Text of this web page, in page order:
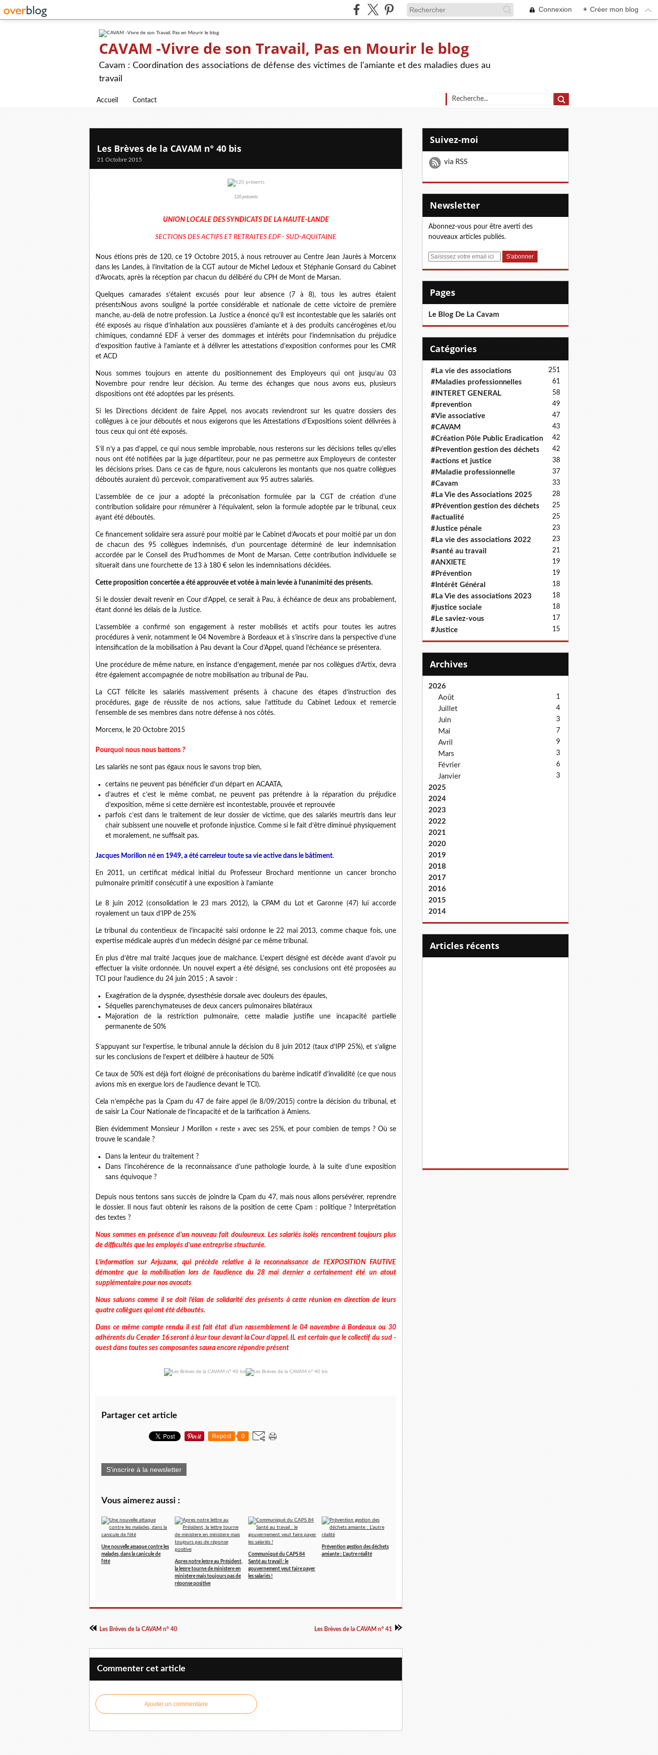
Connexion + Créer mon blog
CAVAM -Vivre de son Travail, Pas en Mourir le blog
Cavam : Coordination des associations de défense des victimes de l'amiante et des maladies dues au
travail
Accueil Contact
Les Brèves de la CAVAM n° 40 bis
21 Octobre 2015
120 présents
UNION LOCALE DES SYNDICATS DE LA HAUTE-LANDE
SECTIONS DES ACTIFS ET RETRAITES EDF - SUD-AQUITAINE
Nous étions près de 120, ce 19 Octobre 2015, à nous retrouver au Centre Jean Jaurès à Morcenx
dans les Landes, à l’invitation de la CGT autour de Michel Ledoux et Stéphanie Gonsard du Cabinet
d’Avocats, après la réception par chacun du délibéré du CPH de Mont de Marsan.
Quelques camarades s’étaient excusés pour leur absence (7 à 8), tous les autres étaient
présentsNous avons souligné la portée considérable et nationale de cette victoire de première
manche, au-delà de notre profession. La Justice a énoncé qu’il est incontestable que les salariés ont
été exposés au risque d’inhalation aux poussières d’amiante et à des produits cancérogènes et/ou
chimiques, condamné EDF à verser des dommages et intérêts pour l’indemnisation du préjudice
d’exposition fautive à l’amiante et à délivrer les attestations d’exposition conformes pour les CMR
et ACD
Nous sommes toujours en attente du positionnement des Employeurs qui ont jusqu’au 03
Novembre pour rendre leur décision. Au terme des échanges que nous avons eus, plusieurs
dispositions ont été adoptées par les présents.
Si les Directions décident de faire Appel, nos avocats reviendront sur les quatre dossiers des
collègues à ce jour déboutés et nous exigerons que les Attestations d’Expositions soient délivrées à
tous ceux qui ont été exposés.
S’il n’y a pas d’appel, ce qui nous semble improbable, nous resterons sur les décisions telles qu’elles
nous ont été notifiées par la juge départiteur, pour ne pas permettre aux Employeurs de contester
les décisions prises. Dans ce cas de figure, nous calculerons les montants que nos quatre collègues
déboutés auraient dû percevoir, comparativement aux 95 autres salariés.
L’assemblée de ce jour a adopté la préconisation formulée par la CGT de création d’une
contribution solidaire pour rémunérer à l’équivalent, selon la formule adoptée par le tribunal, ceux
ayant été déboutés.
Ce financement solidaire sera assuré pour moitié par le Cabinet d’Avocats et pour moitié par un don
de chacun des 95 collègues indemnisés, d’un pourcentage déterminé de leur indemnisation
accordée par le Conseil des Prud’hommes de Mont de Marsan. Cette contribution individuelle se
situerait dans une fourchette de 13 à 180 € selon les indemnisations décidées.
Cette proposition concertée a été approuvée et votée à main levée à l’unanimité des présents.
Si le dossier devait revenir en Cour d’Appel, ce serait à Pau, à échéance de deux ans probablement,
étant donné les délais de la Justice.
L’assemblée a confirmé son engagement à rester mobilisés et actifs pour toutes les autres
procédures à venir, notamment le 04 Novembre à Bordeaux et à s’inscrire dans la perspective d’une
intensification de la mobilisation à Pau devant la Cour d’Appel, quand l’échéance se présentera.
Une procédure de même nature, en instance d’engagement, menée par nos collègues d’Artix, devra
être également accompagnée de notre mobilisation au tribunal de Pau.
La CGT félicite les salariés massivement présents à chacune des étapes d’instruction des
procédures, gage de réussite de nos actions, salue l’attitude du Cabinet Ledoux et remercie
l’ensemble de ses membres dans notre défense à nos côtés.
Morcenx, le 20 Octobre 2015
Pourquoi nous nous battons ?
Les salariés ne sont pas égaux nous le savons trop bien,
certains ne peuvent pas bénéficier d'un départ en ACAATA,
d’autres et c’est le même combat, ne peuvent pas prétendre à la réparation du préjudice
d’exposition, même si cette dernière est incontestable, prouvée et reprouvée
parfois c’est dans le traitement de leur dossier de victime, que des salariés meurtris dans leur
chair subissent une nouvelle et profonde injustice. Comme si le fait d’être diminué physiquement
et moralement, ne suffisait pas.
Jacques Morillon né en 1949, a été carreleur toute sa vie active dans le bâtiment.
En 2011, un certificat médical initial du Professeur Brochard mentionne un cancer broncho
pulmonaire primitif consécutif à une exposition à l’amiante
Le 8 juin 2012 (consolidation le 23 mars 2012), la CPAM du Lot et Garonne (47) lui accorde
royalement un taux d’IPP de 25%
Le tribunal du contentieux de l’incapacité saisi ordonne le 22 mai 2013, comme chaque fois, une
expertise médicale auprès d’un médecin désigné par ce même tribunal.
En plus d’être mal traité Jacques joue de malchance. L’expert désigné est décède avant d’avoir pu
effectuer la visite ordonnée. Un nouvel expert a été désigné, ses conclusions ont été proposées au
TCI pour l’audience du 24 juin 2015 ; A savoir :
Exagération de la dyspnée, dysesthésie dorsale avec douleurs des épaules,
Séquelles parenchymateuses de deux cancers pulmonaires bilatéraux
Majoration de la restriction pulmonaire, cette maladie justifie une incapacité partielle
permanente de 50%
S’appuyant sur l’expertise, le tribunal annule la décision du 8 juin 2012 (taux d’IPP 25%), et s’aligne
sur les conclusions de l’expert et délibère à hauteur de 50%
Ce taux de 50% est déjà fort éloigné de préconisations du barème indicatif d’invalidité (ce que nous
avions mis en exergue lors de l’audience devant le TCI).
Cela n’empêche pas la Cpam du 47 de faire appel (le 8/09/2015) contre la décision du tribunal, et
de saisir La Cour Nationale de l’incapacité et de la tarification à Amiens.
Bien évidemment Monsieur J Morillon « reste » avec ses 25%, et pour combien de temps ? Où se
trouve le scandale ?
Dans la lenteur du traitement ?
Dans l’incohérence de la reconnaissance d’une pathologie lourde, à la suite d’une exposition
sans équivoque ?
Depuis nous tentons sans succès de joindre la Cpam du 47, mais nous allons persévérer, reprendre
le dossier. Il nous faut obtenir les raisons de la position de cette Cpam : politique ? Interprétation
des textes ?
Nous sommes en présence d’un nouveau fait douloureux. Les salariés isolés rencontrent toujours plus
de difficultés que les employés d’une entreprise structurée.
L’information sur Arjuzanx, qui précède relative à la reconnaissance de l’EXPOSITION FAUTIVE
démontre que la mobilisation lors de l’audience du 28 mai dernier a certainement été un atout
supplémentaire pour nos avocats
Nous saluons comme il se doit l’élan de solidarité des présents à cette rėunion en direction de leurs
quatre collègues qui ont été déboutés.
Dans ce même compte rendu il est fait état d’un rassemblement le 04 novembre à Bordeaux ou 30
adhérents du Cerader 16 seront à leur tour devant la Cour d’appel. IL est certain que le collectif du sud -
ouest dans toutes ses composantes saura encore répondre présent
Partager cet article
Repost 0
S'inscrire à la newsletter
Vous aimerez aussi :
Une nouvelle attaque contre les
malades, dans la canicule de
l'été
Apres notre lettre au Président,
la lettre tourne de ministere en
ministere mais toujours pas de
réponse positive
Communiqué du CAPS 84
Santé au travail : le
gouvernement veut faire payer
les salariés !
Prévention gestion des déchets
amiante : L'autre réalité
Les Brèves de la CAVAM n° 40 Les Brèves de la CAVAM n° 41
Commenter cet article
Ajouter un commentaire
Suivez-moi
via RSS
Newsletter
Abonnez-vous pour être averti des
nouveaux articles publiés.
E
Pages
Le Blog De La Cavam
Catégories
#La vie des associations 251
#Maladies professionnelles 61
#INTERET GENERAL 58
#prevention 49
#Vie associative 47
#CAVAM 43
#Création Pôle Public Eradication 42
#Prevention gestion des déchets 42
#actions et justice 38
#Maladie professionnelle 37
#Cavam 33
#La Vie des Associations 2025 28
#Prévention gestion des déchets 25
#actualité 25
#Justice pénale 23
#La vie des associations 2022 23
#santé au travail 21
#ANXIETE 19
#Prévention 19
#Intérêt Général 18
#La Vie des associations 2023 18
#justice sociale 18
#Le saviez-vous 17
#Justice 15
Archives
2026
Août
1
Juillet 4
Juin 3
Mai 7
Avril 9
Mars 3
Février 6
Janvier 3
2025
2024
2023
2022
2021
2020
2019
2018
2017
2016
2015
2014
articles récents